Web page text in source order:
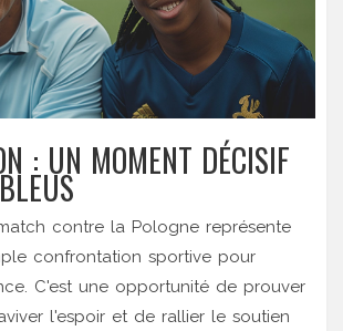
: UN MOMENT DÉCISIF
contre la Pologne représente
confrontation sportive pour
C'est une opportunité de prouver
l'espoir et de rallier le soutien